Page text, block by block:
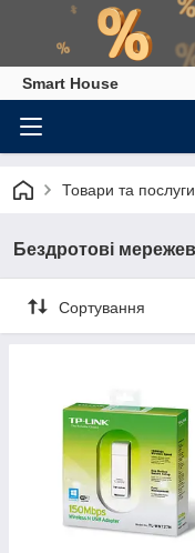
Smart House
Товари та послуги
Бездротові
Сортування